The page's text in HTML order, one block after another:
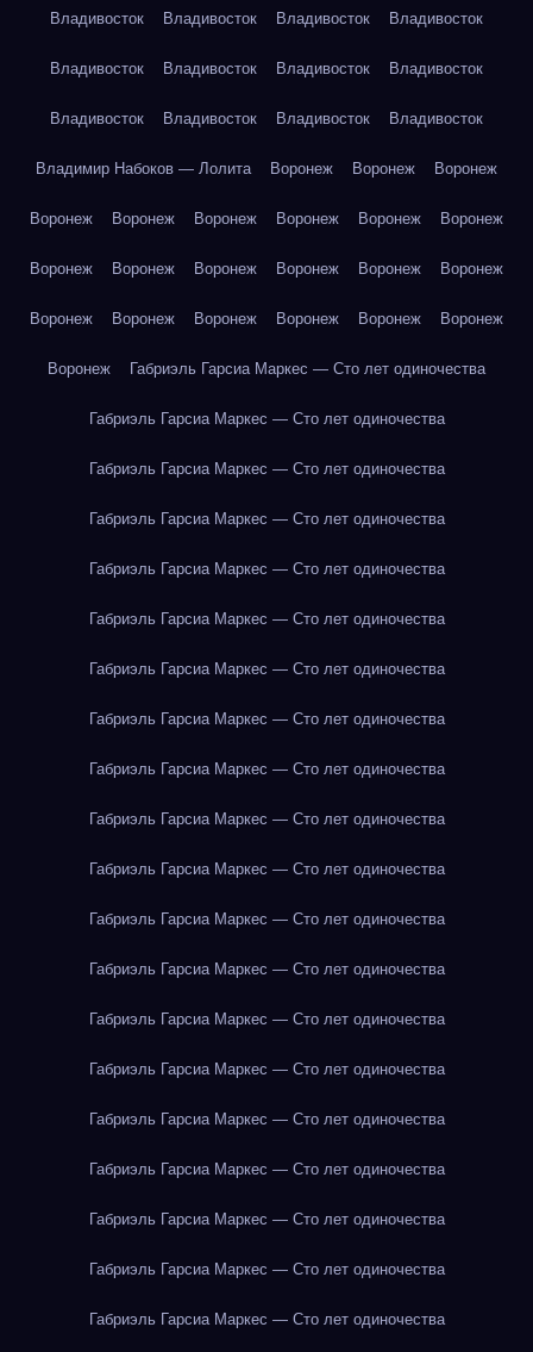
Владивосток Владивосток Владивосток Владивосток
Владивосток Владивосток Владивосток Владивосток
Владивосток Владивосток Владивосток Владивосток
Владимир Набоков — Лолита Воронеж Воронеж Воронеж
Воронеж Воронеж Воронеж Воронеж Воронеж Воронеж
Воронеж Воронеж Воронеж Воронеж Воронеж Воронеж
Воронеж Воронеж Воронеж Воронеж Воронеж Воронеж
Воронеж Габриэль Гарсиа Маркес — Сто лет одиночества
Габриэль Гарсиа Маркес — Сто лет одиночества
Габриэль Гарсиа Маркес — Сто лет одиночества
Габриэль Гарсиа Маркес — Сто лет одиночества
Габриэль Гарсиа Маркес — Сто лет одиночества
Габриэль Гарсиа Маркес — Сто лет одиночества
Габриэль Гарсиа Маркес — Сто лет одиночества
Габриэль Гарсиа Маркес — Сто лет одиночества
Габриэль Гарсиа Маркес — Сто лет одиночества
Габриэль Гарсиа Маркес — Сто лет одиночества
Габриэль Гарсиа Маркес — Сто лет одиночества
Габриэль Гарсиа Маркес — Сто лет одиночества
Габриэль Гарсиа Маркес — Сто лет одиночества
Габриэль Гарсиа Маркес — Сто лет одиночества
Габриэль Гарсиа Маркес — Сто лет одиночества
Габриэль Гарсиа Маркес — Сто лет одиночества
Габриэль Гарсиа Маркес — Сто лет одиночества
Габриэль Гарсиа Маркес — Сто лет одиночества
Габриэль Гарсиа Маркес — Сто лет одиночества
Габриэль Гарсиа Маркес — Сто лет одиночества